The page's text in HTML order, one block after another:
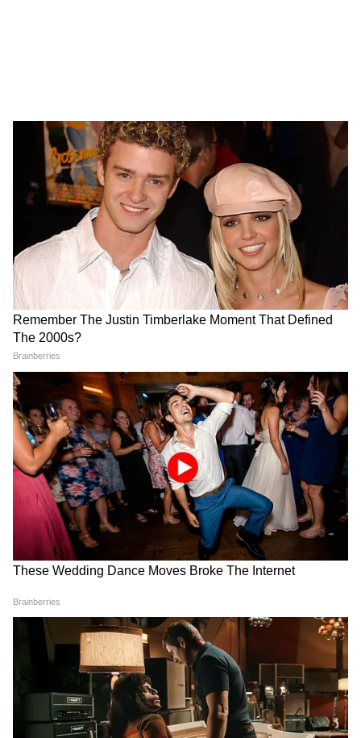
औपचारिक रूप से रेखांकित किया गया है। घर-घर जाकर
दौरा 30 जून, 2026 से 29 जुलाई, 2026 तक किया
जाएगा। मतदान केंद्रों का युक्तिकरण 29 जुलाई, 2026
के लिए निर्धारित है, जिसके बाद 5 अगस्त, 2026 को
मसौदा मतदाता सूची का प्रकाशन होगा। दावा और
आपत्तियों की अवधि 5 अगस्त, 2026 से 4 सितंबर,
2026 तक चलेगी, जबकि दावों और आपत्तियों का
निपटान 5 अगस्त, 2026 से 3 अक्टूबर, 2026 तक जारी
रहेगा। अंतिम मतदाता सूची 7 अक्टूबर, 2026 को
प्रकाशित होने वाली है।
प्रेस कॉन्फ्रेंस में विशेष आयुक्त सुषमा गोडबोले, आयुक्त
पोम्मला सुनील कुमार, जी. जगदीश, रमेश के.एन., और
डॉ. राजेंद्र के.वी., बेंगलुरु के उपायुक्त कांताराजू, संयुक्त
आयुक्त पल्लवी, सहायक आयुक्त श्रीनिवास एम. और कई
अन्य वरिष्ठ अधिकारी उपस्थित थे। (एएनआई)
(Except for the headline, this story has
not been edited by Asianetnews Editorial